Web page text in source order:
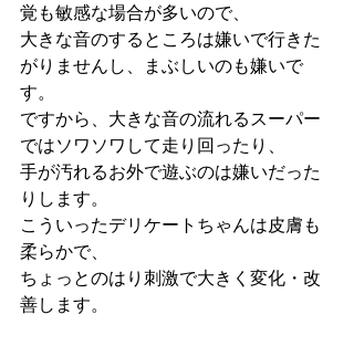
覚も敏感な場合が多いので、
大きな音のするところは嫌いで行きた
がりませんし、まぶしいのも嫌いで
す。
ですから、大きな音の流れるスーパー
ではソワソワして走り回ったり、
手が汚れるお外で遊ぶのは嫌いだった
りします。
こういったデリケートちゃんは皮膚も
柔らかで、
ちょっとのはり刺激で大きく変化・改
善します。